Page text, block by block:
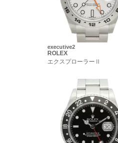
executive2
ROLEX
エクスプローラーⅡ